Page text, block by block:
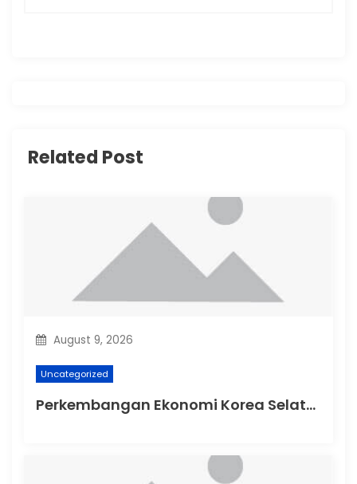
a
Related Post
August 9, 2026
Uncategorized
Perkembangan Ekonomi Korea Selatan di Tengah Ketegangan Global